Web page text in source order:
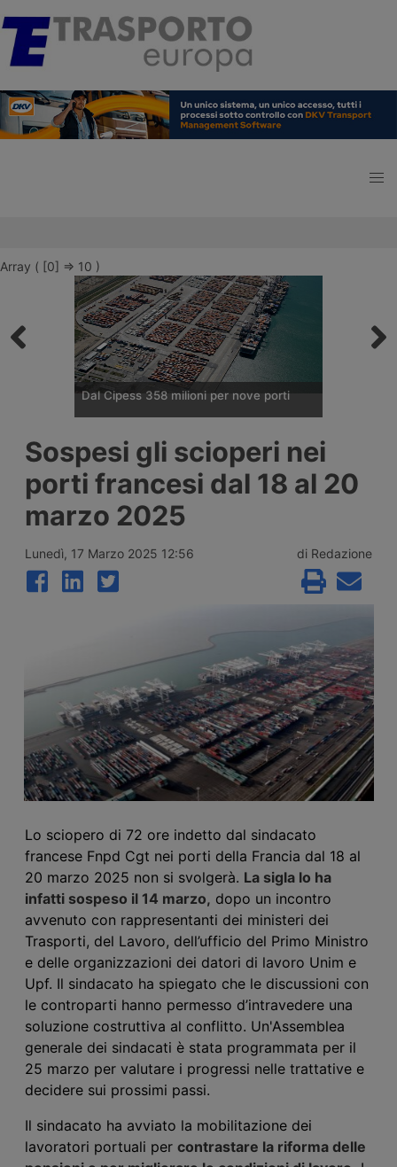
Array ( [0] => 10 )
Dal Cipess 358 milioni per nove porti
Programmazione Economica ha dato
parere favorevole a un fondo da 357,65
milioni di euro per quattordici interventi in
nove porti italiani, tra opere nuove a
Trieste, Messina e Venezia e il
rifinanziamento di progetti già avviati in
Sospesi gli scioperi nei
porti francesi dal 18 al 20
marzo 2025
Lunedì, 17 Marzo 2025 12:56 di Redazione
Lo sciopero di 72 ore indetto dal sindacato
francese Fnpd Cgt nei porti della Francia dal 18 al
20 marzo 2025 non si svolgerà. La sigla lo ha
infatti sospeso il 14 marzo, dopo un incontro
avvenuto con rappresentanti dei ministeri dei
Trasporti, del Lavoro, dell’ufficio del Primo Ministro
e delle organizzazioni dei datori di lavoro Unim e
Upf. Il sindacato ha spiegato che le discussioni con
le controparti hanno permesso d’intravedere una
soluzione costruttiva al conflitto. Un'Assemblea
generale dei sindacati è stata programmata per il
25 marzo per valutare i progressi nelle trattative e
decidere sui prossimi passi.
Il sindacato ha avviato la mobilitazione dei
lavoratori portuali per contrastare la riforma delle